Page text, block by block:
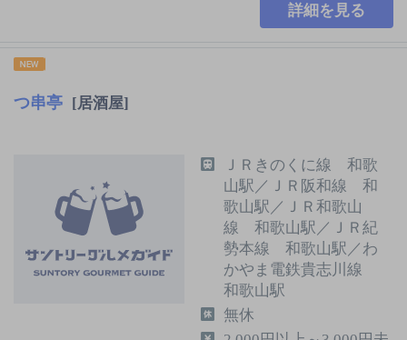
詳細を見る
つ串亭 [居酒屋]
ＪＲきのくに線 和歌
山駅／ＪＲ阪和線 和
歌山駅／ＪＲ和歌山
線 和歌山駅／ＪＲ紀
勢本線 和歌山駅／わ
かやま電鉄貴志川線
和歌山駅
無休